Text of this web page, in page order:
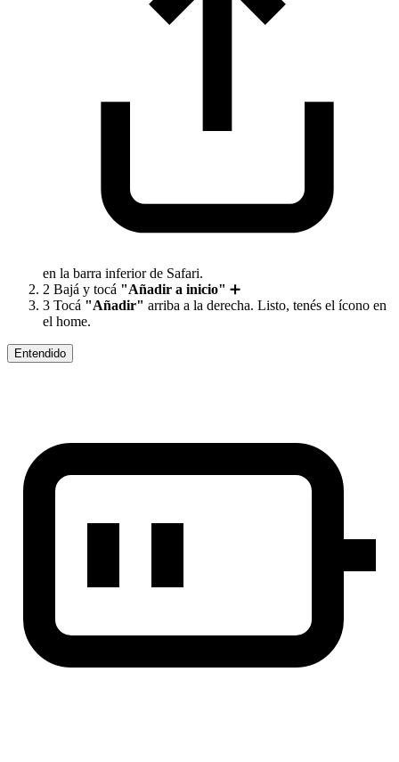
en la barra inferior de Safari.
2 Bajá y tocá "Añadir a inicio" ➕
3 Tocá "Añadir" arriba a la derecha. Listo, tenés el ícono en
el home.
Entendido